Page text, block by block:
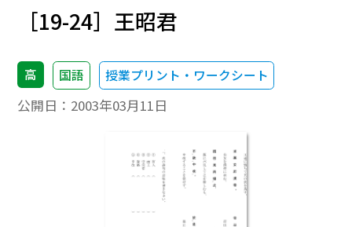
［19-24］王昭君
高 国語 授業プリント・ワークシート
公開日： 2003年03月11日